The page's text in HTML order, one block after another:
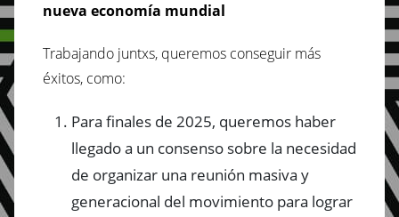
nueva economía mundial
Trabajando juntxs, queremos conseguir más
éxitos, como:
Para finales de 2025, queremos haber
llegado a un consenso sobre la necesidad
de organizar una reunión masiva y
generacional del movimiento para lograr